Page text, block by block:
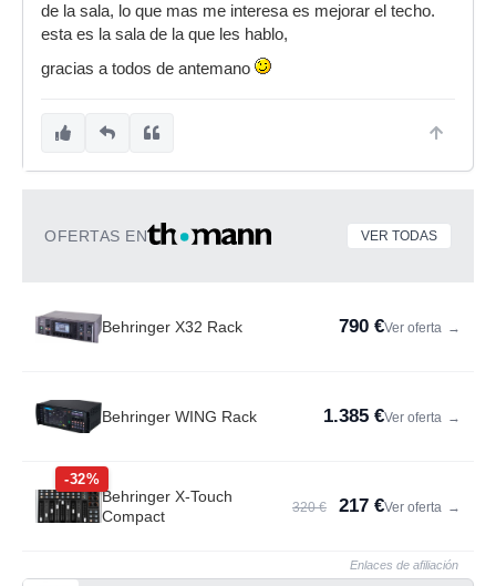
de la sala, lo que mas me interesa es mejorar el techo.
esta es la sala de la que les hablo,
gracias a todos de antemano
OFERTAS EN VER TODAS
Behringer X32 Rack 790 €Ver oferta →
Behringer WING Rack 1.385 €Ver oferta →
-32%
Behringer X-Touch
Compact
320 € 217 €Ver oferta →
Enlaces de afiliación